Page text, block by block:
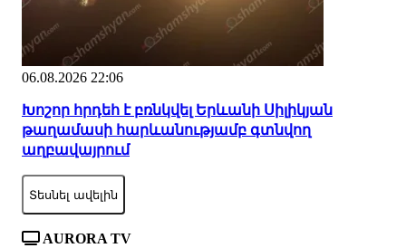
06.08.2026 22:06
Խոշոր հրդեհ է բռնկվել Երևանի Սիլիկյան
թաղամասի հարևանությամբ գտնվող
աղբավայրում
Տեսնել ավելին
AURORA TV